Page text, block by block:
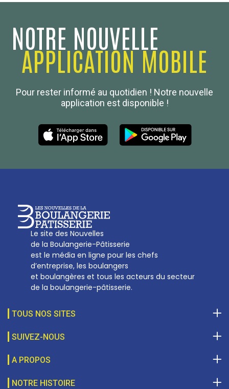
NOTRE NOUVELLE
APPLICATION MOBILE
Pour rester informé au quotidien ! Notre nouvelle
application est disponible !
Le site des Nouvelles
de la Boulangerie-Pâtisserie
est le média en ligne pour les chefs
d’entreprise, les boulangers
et boulangères et tous les acteurs du secteur
de la boulangerie-pâtisserie.
TOUS NOS SITES
Boulanger de France
SUIVEZ-NOUS
A PROPOS
Les Nouvelles de la Boulangerie-Pâtisserie Française
27, av d’Eylau - 75782 Paris Cédex 16
01 53 70 16 25
NOTRE HISTOIRE